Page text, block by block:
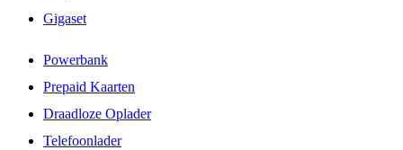
Gigaset
Powerbank
Prepaid Kaarten
Draadloze Oplader
Telefoonlader